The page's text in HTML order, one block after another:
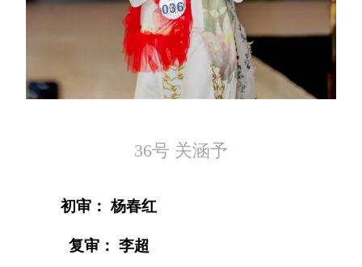
36号 关涵予
初审： 杨春红
复审： 李超